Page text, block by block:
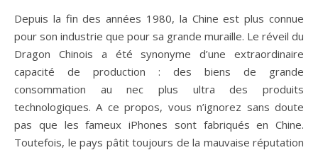
Depuis la fin des années 1980, la Chine est plus connue
pour son industrie que pour sa grande muraille. Le réveil du
Dragon Chinois a été synonyme d’une extraordinaire
capacité de production : des biens de grande
consommation au nec plus ultra des produits
technologiques. A ce propos, vous n’ignorez sans doute
pas que les fameux iPhones sont fabriqués en Chine.
Toutefois, le pays pâtit toujours de la mauvaise réputation